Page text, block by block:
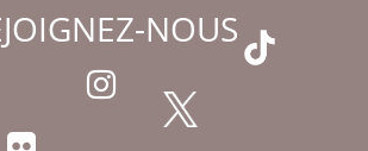
NOUS